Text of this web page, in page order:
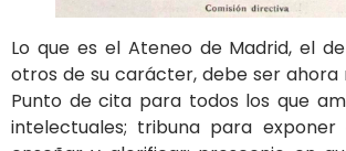
Lo que es el Ateneo de Madrid, el
otros de su carácter, debe ser ahora
Punto de cita para todos los que
intelectuales; tribuna para exponer